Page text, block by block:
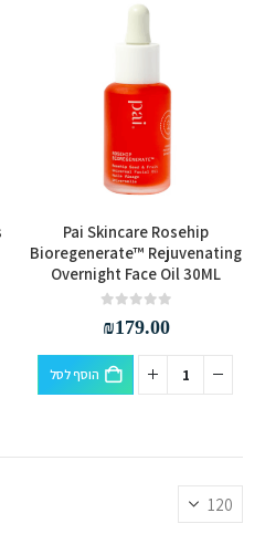
Pai Skincare Rosehip
Bioregenerate™ Rejuvenating
Overnight Face Oil 30ML
₪179.00
הוסף לסל